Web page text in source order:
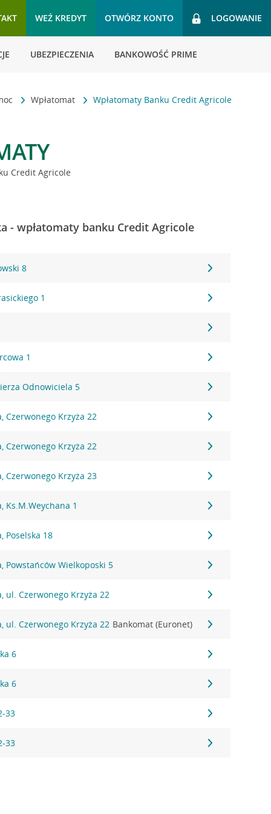
WEŹ KREDYT OTWÓRZ KONTO LOGOWANIE
UBEZPIECZENIA BANKOWOŚĆ PRIME
Wpłatomat Wpłatomaty Banku Credit Agricole
Credit Agricole
- wpłatomaty banku Credit Agricole
8
1
1
Odnowiciela 5
Czerwonego Krzyża 22
Czerwonego Krzyża 22
Czerwonego Krzyża 23
Ks.M.Weychana 1
Poselska 18
Powstańców Wielkoposki 5
ul. Czerwonego Krzyża 22
ul. Czerwonego Krzyża 22 Bankomat (Euronet)
6
6
33
33